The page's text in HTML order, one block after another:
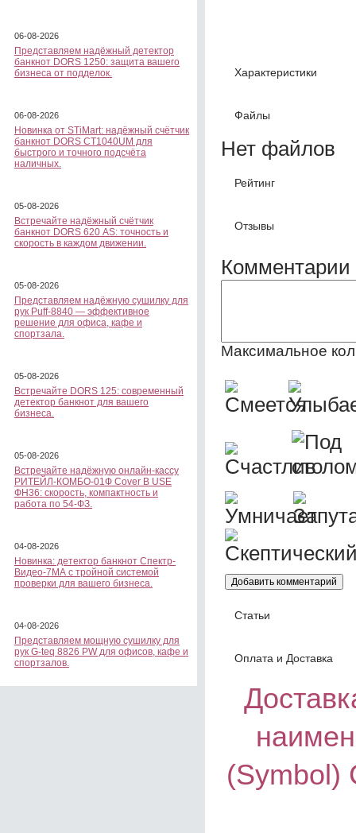
06-08-2026
Представляем надёжный детектор
банкнот DORS 1250: защита вашего
бизнеса от подделок.
06-08-2026
Новинка от STiMart: надёжный счётчик
банкнот DORS CT1040UM для
быстрого и точного подсчёта
наличных.
05-08-2026
Встречайте надёжный счётчик
банкнот DORS 620 АS: точность и
скорость в каждом движении.
05-08-2026
Представляем надёжную сушилку для
рук Puff-8840 — эффективное
решение для офиса, кафе и
спортзала.
05-08-2026
Встречайте DORS 125: современный
детектор банкнот для вашего
бизнеса.
05-08-2026
Встречайте надёжную онлайн-кассу
РИТЕЙЛ-КОМБО-01Ф Cover B USE
ФН36: скорость, компактность и
работа по 54-ФЗ.
04-08-2026
Новинка: детектор банкнот Спектр-
Видео-7МА с тройной системой
проверки для вашего бизнеса.
04-08-2026
Представляем мощную сушилку для
рук G-teq 8826 PW для офисов, кафе и
спортзалов.
Характеристики
Файлы
Нет файлов
Рейтинг
Отзывы
Комментарии
Максимальное
Статьи
Оплата и Доставка
(Symbol)